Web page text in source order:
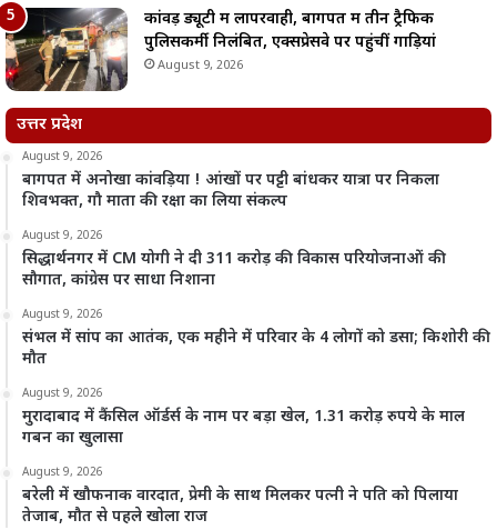
कांवड़ ड्यूटी में लापरवाही, बागपत में तीन ट्रैफिक
पुलिसकर्मी निलंबित, एक्सप्रेसवे पर पहुंचीं गाड़ियां
August 9, 2026
उत्तर प्रदेश
August 9, 2026
बागपत में अनोखा कांवड़िया ! आंखों पर पट्टी बांधकर यात्रा पर निकला
शिवभक्त, गौ माता की रक्षा का लिया संकल्प
August 9, 2026
सिद्धार्थनगर में CM योगी ने दी 311 करोड़ की विकास परियोजनाओं की
सौगात, कांग्रेस पर साधा निशाना
August 9, 2026
संभल में सांप का आतंक, एक महीने में परिवार के 4 लोगों को डसा; किशोरी की
मौत
August 9, 2026
मुरादाबाद में कैंसिल ऑर्डर्स के नाम पर बड़ा खेल, 1.31 करोड़ रुपये के माल
गबन का खुलासा
August 9, 2026
बरेली में खौफनाक वारदात, प्रेमी के साथ मिलकर पत्नी ने पति को पिलाया
तेजाब, मौत से पहले खोला राज